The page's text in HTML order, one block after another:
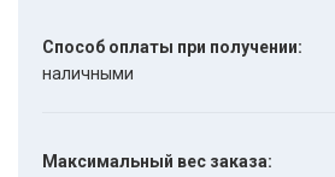
Способ оплаты при получении:
наличными
Максимальный вес заказа: